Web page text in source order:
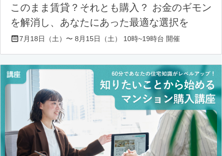
このまま賃貸？それとも購入？ お金のギモン
を解消し、あなたにあった最適な選択を
7月18日（土）〜 8月15日（土） 10時~19時台 開催